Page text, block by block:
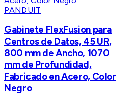
PANDUIT
Gabinete FlexFusion para
Centros de Datos, 45 UR,
800 mm de Ancho, 1070
mm de Profundidad,
Fabricado en Acero, Color
Negro